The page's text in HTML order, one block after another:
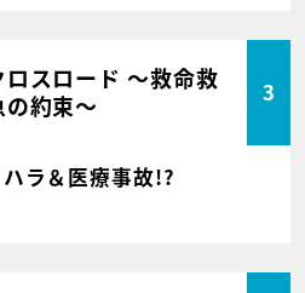
ロスロード ～救命救
の約束～
3
ラ＆医療事故!?